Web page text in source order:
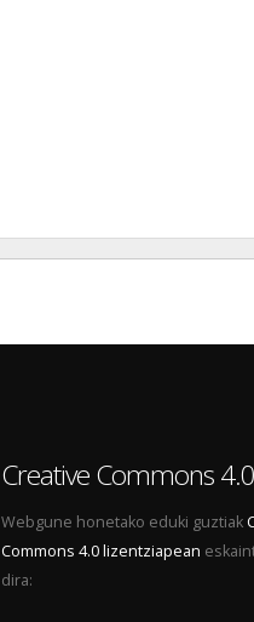
Creative Commons 4.0
Webgune honetako eduki guztiak
Commons 4.0 lizentziapean
dira: